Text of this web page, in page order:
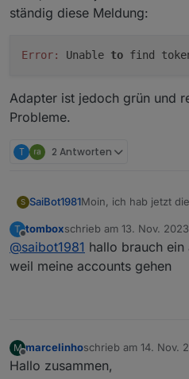
ständig diese Meldung:
Error: Unable to find
Adapter ist jedoch grün und
Probleme.
T 2 Antworten
S SaiBot1981Moin, ich hab jetzt
Adapter ist jedoch
ohne Probleme.
T
Offline
tomboxschrieb am 13. Nov.
zuletzt editiert von
@saibot1981 hallo brauch
weil meine accounts gehen
M
Offline
marcelinhoschrieb am 14. Nov.
zuletzt editiert von
Hallo zusammen,